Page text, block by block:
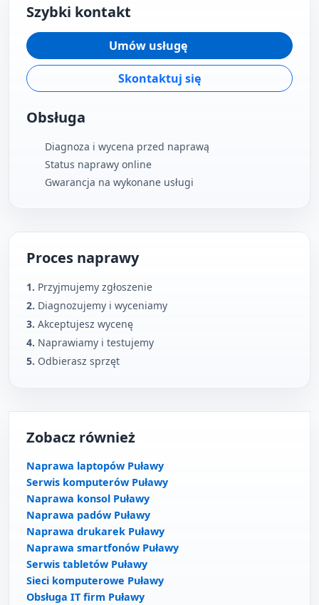
Szybki kontakt
Umów usługę
Skontaktuj się
Obsługa
Diagnoza i wycena przed naprawą
Status naprawy online
Gwarancja na wykonane usługi
Proces naprawy
1. Przyjmujemy zgłoszenie
2. Diagnozujemy i wyceniamy
3. Akceptujesz wycenę
4. Naprawiamy i testujemy
5. Odbierasz sprzęt
Zobacz również
Naprawa laptopów Puławy
Serwis komputerów Puławy
Naprawa konsol Puławy
Naprawa padów Puławy
Naprawa drukarek Puławy
Naprawa smartfonów Puławy
Serwis tabletów Puławy
Sieci komputerowe Puławy
Obsługa IT firm Puławy